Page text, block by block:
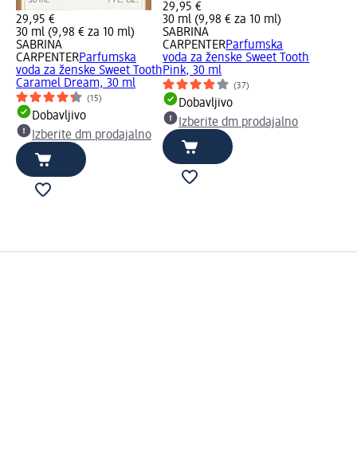
29,95 €
30 ml (9,98 € za 10 ml)
SABRINA
CARPENTERParfumska
voda za ženske Sweet Tooth
Caramel Dream, 30 ml
(15)
Dobavljivo
Izberite dm prodajalno
29,95 €
30 ml (9,98 € za 10 ml)
SABRINA
CARPENTERParfumska
voda za ženske Sweet Tooth
Pink, 30 ml
(37)
Dobavljivo
Izberite dm prodajalno